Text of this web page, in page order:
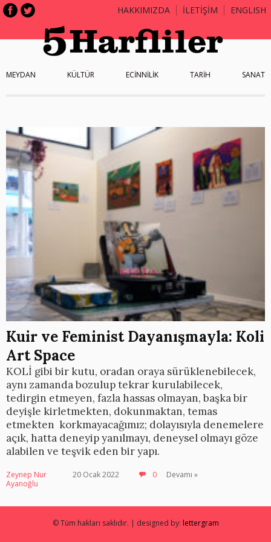
HAKKIMIZDA İLETİŞİM ENGLISH
MEYDAN KÜLTÜR ECİNNİLİK TARİH SANAT
Kuir ve Feminist Dayanışmayla: Koli
Art Space
KOLİ gibi bir kutu, oradan oraya sürüklenebilecek,
aynı zamanda bozulup tekrar kurulabilecek,
tedirgin etmeyen, fazla hassas olmayan, başka bir
deyişle kirletmekten, dokunmaktan, temas
etmekten korkmayacağımız; dolayısıyla denemelere
açık, hatta deneyip yanılmayı, deneysel olmayı göze
alabilen ve teşvik eden bir yapı.
Zeynep Nur
Ayanoğlu
20 Ocak 2022 0 Devamı »
© Tüm hakları saklıdır. | designed by: lettergram